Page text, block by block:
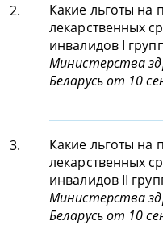
2.
Какие льготы на
лекарственных
инвалидов I
Министерства
Беларусь от 10
3.
Какие льготы на
лекарственных
инвалидов II
Министерства
Беларусь от 10